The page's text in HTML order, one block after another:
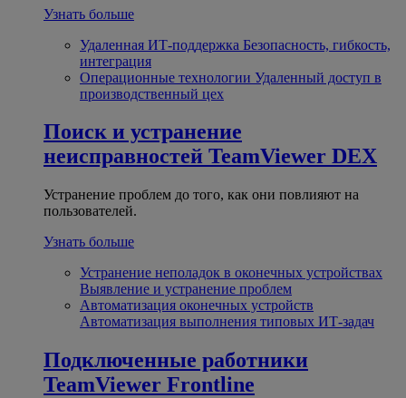
Узнать больше
Удаленная ИТ-поддержка Безопасность, гибкость,
интеграция
Операционные технологии Удаленный доступ в
производственный цех
Поиск и устранение
неисправностей TeamViewer DEX
Устранение проблем до того, как они повлияют на
пользователей.
Узнать больше
Устранение неполадок в оконечных устройствах
Выявление и устранение проблем
Автоматизация оконечных устройств
Автоматизация выполнения типовых ИТ-задач
Подключенные работники
TeamViewer Frontline